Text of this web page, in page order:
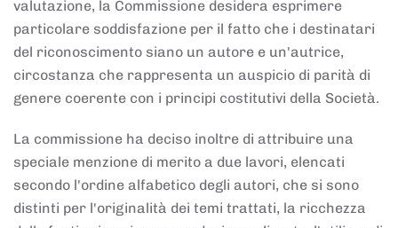
valutazione, la Commissione desidera esprimere
particolare soddisfazione per il fatto che i destinatari
del riconoscimento siano un autore e un'autrice,
circostanza che rappresenta un auspicio di parità di
genere coerente con i principi costitutivi della Società.
La commissione ha deciso inoltre di attribuire una
speciale menzione di merito a due lavori, elencati
secondo l'ordine alfabetico degli autori, che si sono
distinti per l'originalità dei temi trattati, la ricchezza